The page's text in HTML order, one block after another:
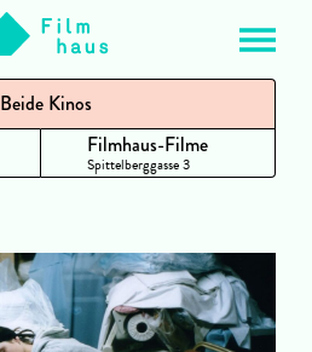
Beide Kinos
Filmhaus-Filme
Spittelberggasse 3